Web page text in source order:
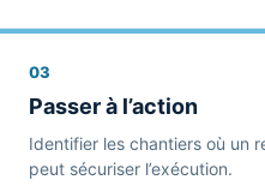
03
Passer à l’action
Identifier les chantiers où un
peut sécuriser l’exécution.